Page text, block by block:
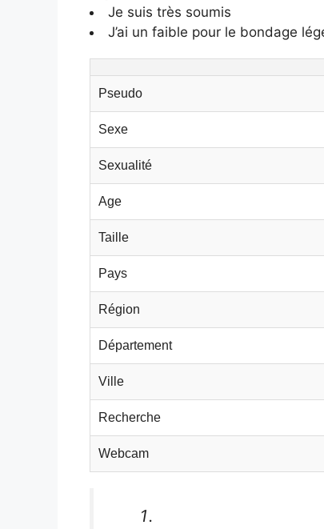
Je suis très soumis
J’ai un faible pour le bondage
Pseudo
Sexe
Sexualité
Age
Taille
Pays
Région
Département
Ville
Recherche
Webcam